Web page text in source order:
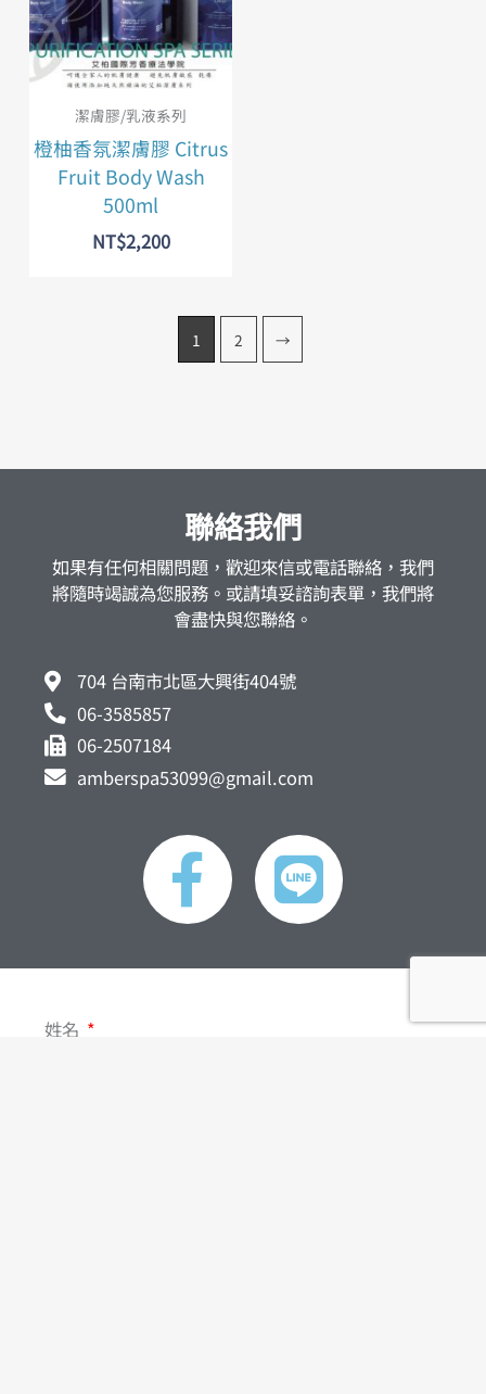
潔膚膠/乳液系列
橙柚香氛潔膚膠 Citrus
Fruit Body Wash
500ml
NT$2,200
1 2 →
聯絡我們
如果有任何相關問題，歡迎來信或電話聯絡，我們
將隨時竭誠為您服務。或請填妥諮詢表單，我們將
會盡快與您聯絡。
704 台南市北區大興街404號
06-3585857
06-2507184
amberspa53099@gmail.com
F
a
c
L
i
n
姓名